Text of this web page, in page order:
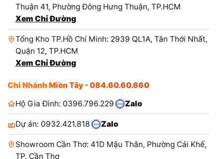
Thuận 41, Phường Đông Hưng Thuận, TP.HCM
Xem Chỉ Đường
Tổng Kho TP.Hồ Chí Minh: 2939 QL1A, Tân Thới Nhất,
Quận 12, TP.HCM
Xem Chỉ Đường
Chi Nhánh Miền Tây - 084.60.60.660
Hộ Gia Đình: 0396.796.229
Zalo
Dự án: 0932.421.818 Zalo
Showroom Cần Thơ: 41D Mậu Thân, Phường Cái Khế,
TP. Cần Thơ